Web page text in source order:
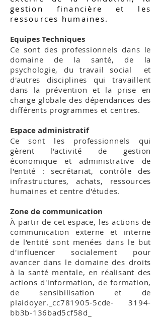
gestion financière et les
ressources humaines.
Equipes Techniques
Ce sont des professionnels dans le
domaine de la santé, de la
psychologie, du travail social et
d'autres disciplines qui travaillent
dans la prévention et la prise en
charge globale des dépendances des
différents programmes et centres.
Espace administratif
Ce sont les professionnels qui
gèrent l'activité de gestion
économique et administrative de
l'entité : secrétariat, contrôle des
infrastructures, achats, ressources
humaines et centre d'études.
Zone de communication
À partir de cet espace, les actions de
communication externe et interne
de l'entité sont menées dans le but
d'influencer socialement pour
avancer dans le domaine des droits
à la santé mentale, en réalisant des
actions d'information, de formation,
de sensibilisation et de
plaidoyer._cc781905-5cde- 3194-
bb3b-136bad5cf58d_